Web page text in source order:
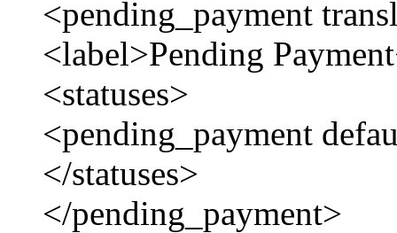
<pending_payment
<label>Pending
<statuses>
<pending_payment
</statuses>
</pending_payment>